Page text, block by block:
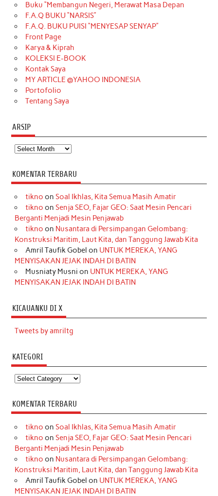
b
o
o
k
a
g
r
a
m
o
k
e
r
e
d
t
e
u
b
Buku “Membangun Negeri, Merawat Masa Depan
F.A.Q BUKU “NARSIS”
F.A.Q. BUKU PUISI “MENYESAP SENYAP”
Front Page
Karya & Kiprah
KOLEKSI E-BOOK
Kontak Saya
MY ARTICLE @YAHOO INDONESIA
Portofolio
Tentang Saya
ARSIP
Arsip
KOMENTAR TERBARU
tikno on Soal Ikhlas, Kita Semua Masih Amatir
tikno on Senja SEO, Fajar GEO: Saat Mesin Pencari
Berganti Menjadi Mesin Penjawab
tikno on Nusantara di Persimpangan Gelombang:
Konstruksi Maritim, Laut Kita, dan Tanggung Jawab Kita
Amril Taufik Gobel on UNTUK MEREKA, YANG
MENYISAKAN JEJAK INDAH DI BATIN
Musniaty Musni on UNTUK MEREKA, YANG
MENYISAKAN JEJAK INDAH DI BATIN
KICAUANKU DI X
Tweets by amriltg
KATEGORI
Kategori
KOMENTAR TERBARU
tikno on Soal Ikhlas, Kita Semua Masih Amatir
tikno on Senja SEO, Fajar GEO: Saat Mesin Pencari
Berganti Menjadi Mesin Penjawab
tikno on Nusantara di Persimpangan Gelombang:
Konstruksi Maritim, Laut Kita, dan Tanggung Jawab Kita
Amril Taufik Gobel on UNTUK MEREKA, YANG
MENYISAKAN JEJAK INDAH DI BATIN